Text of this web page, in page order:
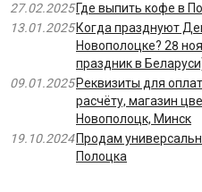
27.02.2025 Где выпить кофе в
13.01.2025 Когда празднуют
Новополоцке? 28
праздник в
09.01.2025 Реквизиты для
расчёту, магазин
Новополоцк, Минск
19.10.2024 Продам
Полоцка